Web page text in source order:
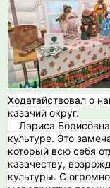
Ходатайствовал о
казачий округ.
Лариса
культуре. Это
который всю себя
казачеству,
культуры. С